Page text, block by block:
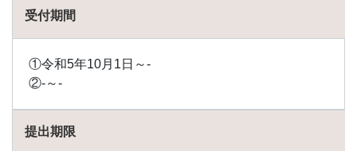
1.27
奈半
の助
成金
1.28
南国
市の
受付期間
①令和5年10月1日～-
②-～-
提出期限